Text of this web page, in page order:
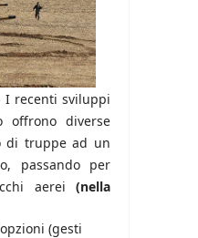
I recenti sviluppi
offrono diverse
di truppe ad un
passando per
aerei (nella
(gesti